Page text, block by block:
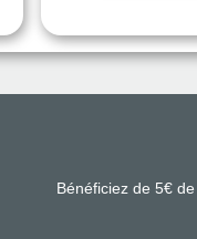
Bénéficiez de 5€